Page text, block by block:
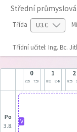
Střední
Třída
Třídní učitel: Ing. Bc.
0
7:05 7:50
1
8:00 8:45
2
8:55
po
3.8.
V